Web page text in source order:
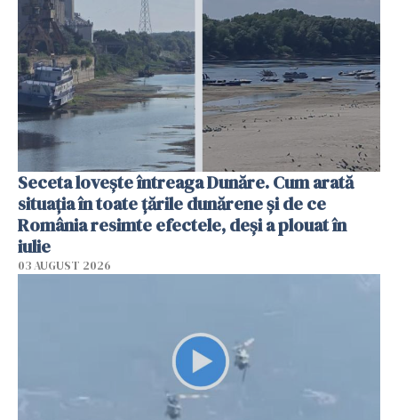
Seceta lovește întreaga Dunăre. Cum arată
situația în toate țările dunărene și de ce
România resimte efectele, deși a plouat în
iulie
03 AUGUST 2026